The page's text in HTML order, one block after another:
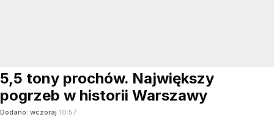
5,5 tony prochów. Największy
pogrzeb w historii Warszawy
Dodano: wczoraj 10:57